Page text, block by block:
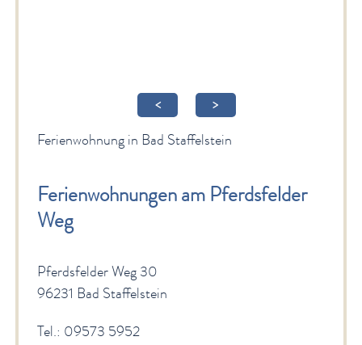
English Sites
BÜRGER & STADT
< >
Ferienwohnung in Bad Staffelstein
Ferienwohnungen am Pferdsfelder
Weg
Pferdsfelder Weg 30
96231 Bad Staffelstein
Tel.: 09573 5952